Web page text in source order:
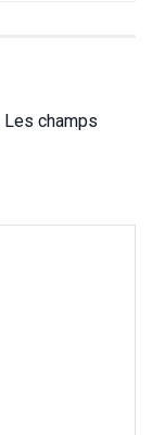
Les champs